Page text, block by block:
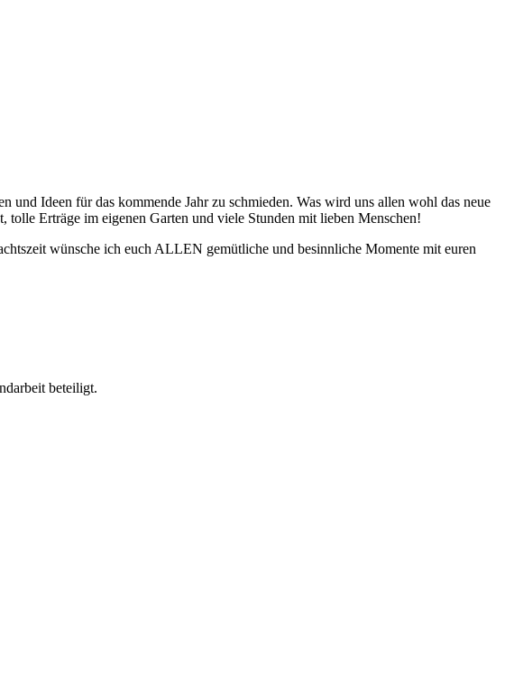
Ideen für das kommende Jahr zu schmieden. Was wird uns allen wohl das neue
Erträge im eigenen Garten und viele Stunden mit lieben Menschen!
wünsche ich euch ALLEN gemütliche und besinnliche Momente mit euren
beteiligt.